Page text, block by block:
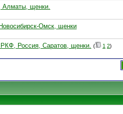
Алматы, щенки.
Омск, щенки
РКФ, Россия, Саратов, щенки. ( 1 2)